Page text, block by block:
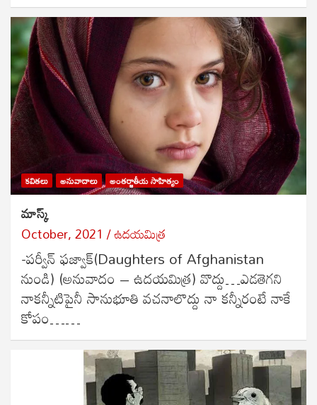
కవితలు అనువాదాలు అంతర్జాతీయ సాహిత్యం
మాస్క్
October, 2021 ఉదయమిత్ర
-పర్వీన్ ఫజ్వాక్(Daughters of Afghanistan
నుండి) (అనువాదం – ఉదయమిత్ర) వొద్దు…ఎడతెగని
నాకన్నీటిపైనీ సానుభూతి వచనాలొద్దు నా కన్నీరంటే నాకే
కోపం……